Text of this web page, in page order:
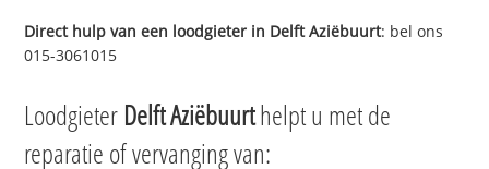
Direct hulp van een loodgieter in Delft Aziëbuurt: bel ons
015-3061015
Loodgieter Delft Aziëbuurthelpt u met de
reparatie of vervanging van: